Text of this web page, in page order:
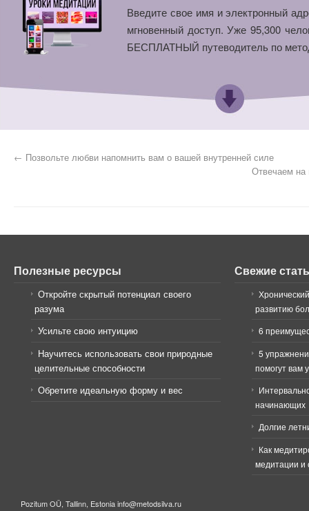
Введите свое имя и электронный
мгновенный доступ. Уже 95,300
БЕСПЛАТНЫЙ путеводитель по
← Позвольте любви напомнить вам о вашей внутренней силе
Отвечаем
Полезные ресурсы
Откройте скрытый потенциал своего
разума
Усильте свою интуицию
Научитесь использовать свои природные
целительные способности
Обретите идеальную форму и вес
Свежие
развитию
6
5
помогут вам
начинающих
Долгие
Как
медитации и
Pozitum OÜ, Tallinn, Estonia info@metodsilva.ru